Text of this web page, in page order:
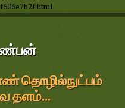
தொழில்நுட்பம்
தளம்...